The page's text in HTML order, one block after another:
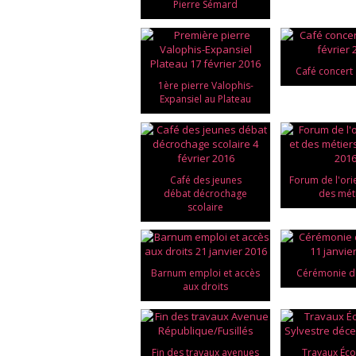
Pierre Sémard
1ère pierre Valophis-
Expansiel au Plateau
Café concert
Café des jeunes
débat décrochage
scolaire
Forum de
des
Barnum emploi et accès
aux droits
Cérémonie
Fin des travaux avenues Travaux